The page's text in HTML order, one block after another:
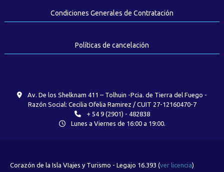
Condiciones Generales de Contratación
Políticas de cancelación
Av. De los Shelknam 411 – Tolhuin -Pcia. de Tierra del Fuego -
Razón Social: Cecilia Ofelia Ramirez / CUIT 27-12160470-7
+ 54 9 (2901) - 482838
Lunes a Viernes de 16:00 a 19:00.
Corazón de la Isla VIajes y Turismo - Legajo 16.393 (ver licencia)